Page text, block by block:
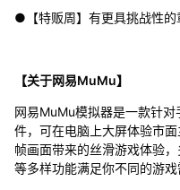
●【特贩周】有更具挑战性的
【关于网易MuMu】
网易MuMu模拟器是一款针
件，可在电脑上大屏体验市
帧画面带来的丝滑游戏体验
等多样功能满足你不同的游戏